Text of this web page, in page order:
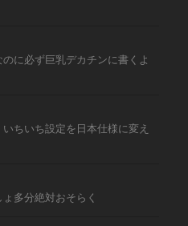
に必ず巨乳デカチンに書くよ
ちいち設定を日本仕様に変え
多分絶対おそらく